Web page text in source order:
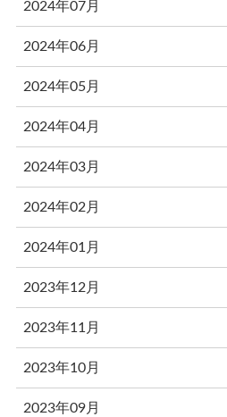
2024年07月
2024年06月
2024年05月
2024年04月
2024年03月
2024年02月
2024年01月
2023年12月
2023年11月
2023年10月
2023年09月